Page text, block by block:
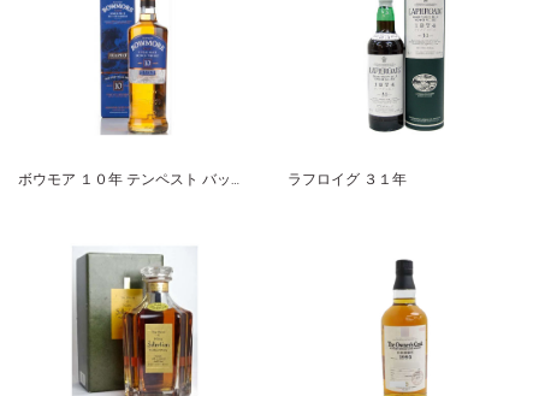
ボウモア １０年 テンペスト バッチ５ ラフロイグ ３１年